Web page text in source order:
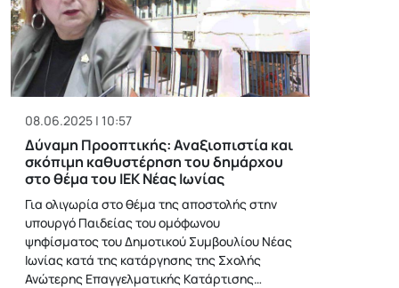
08.06.2025 | 10:57
Δύναμη Προοπτικής: Αναξιοπιστία και
σκόπιμη καθυστέρηση του δημάρχου
στο θέμα του ΙΕΚ Νέας Ιωνίας
Για ολιγωρία στο θέμα της αποστολής στην
υπουργό Παιδείας του ομόφωνου
ψηφίσματος του Δημοτικού Συμβουλίου Νέας
Ιωνίας κατά της κατάργησης της Σχολής
Ανώτερης Επαγγελματικής Κατάρτισης…